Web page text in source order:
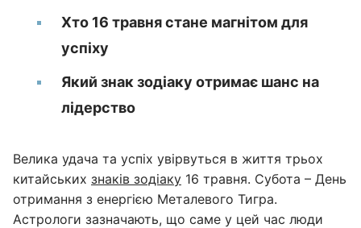
Хто 16 травня стане магнітом для
успіху
Який знак зодіаку отримає шанс на
лідерство
Велика удача та успіх увірвуться в життя трьох
китайських знаків зодіаку 16 травня. Субота – День
отримання з енергією Металевого Тигра.
Астрологи зазначають, що саме у цей час люди